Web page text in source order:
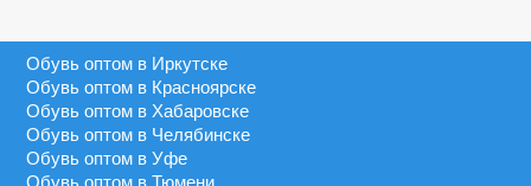
MEIGIANNAS
MEKO MELO
MIMOER
MOLO
41 - 43
41 - 45
41 - 46
Синий
Сиреневый
Темно-синий
Фиолетовый
Черный
Обувь оптом в Иркутске
Обувь оптом в Красноярске
Обувь оптом в Хабаровске
Обувь оптом в Челябинске
Обувь оптом в Уфе
Обувь оптом в Тюмени